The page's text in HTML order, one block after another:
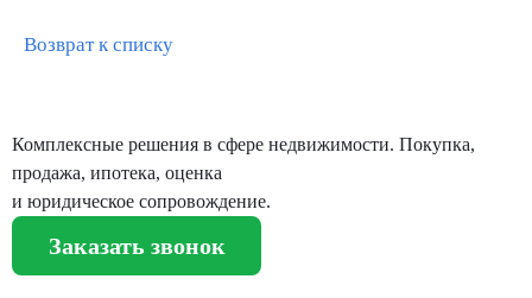
Возврат к списку
Комплексные решения в сфере недвижимости. Покупка,
продажа, ипотека, оценка
и юридическое сопровождение.
Заказать звонок